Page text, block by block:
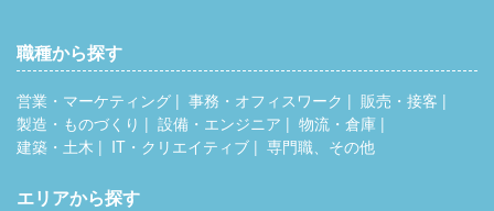
職種から探す
営業・マーケティング 事務・オフィスワーク
販売・接客
製造・ものづくり
設備・エンジニア
物流・倉庫
建築・土木
IT・クリエイティブ 専門職、その他
エリアから探す